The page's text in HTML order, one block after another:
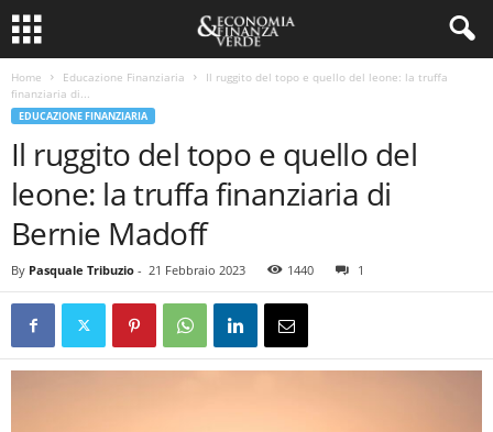
Home Educazione Finanziaria
Il ruggito del topo e quello del leone: la truffa
finanziaria di...
EDUCAZIONE FINANZIARIA
Il ruggito del topo e quello del
leone: la truffa finanziaria di
Bernie Madoff
By Pasquale Tribuzio - 21 Febbraio 2023 1440 1